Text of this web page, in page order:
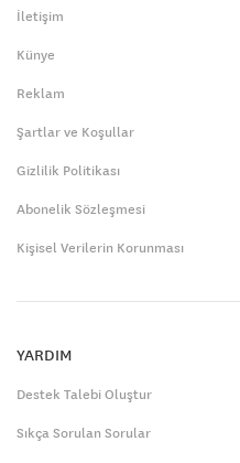
İletişim
Künye
Reklam
Şartlar ve Koşullar
Gizlilik Politikası
Abonelik Sözleşmesi
Kişisel Verilerin Korunması
YARDIM
Destek Talebi Oluştur
Sıkça Sorulan Sorular